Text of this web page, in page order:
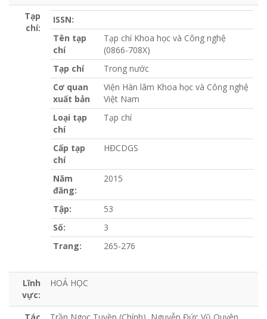
Tạp
chí:
ISSN:
Tên tạp
chí
Tạp chí Khoa học và Công nghệ
(0866-708X)
Tạp chí
Trong nước
Cơ quan
xuất bản
Viện Hàn lâm Khoa học và Công nghệ
Việt Nam
Loại tạp
chí
Tạp chí
Cấp tạp
chí
HĐCDGS
Năm
đăng:
2015
Tập:
53
Số:
3
Trang:
265-276
Lĩnh
vực:
HOÁ HỌC